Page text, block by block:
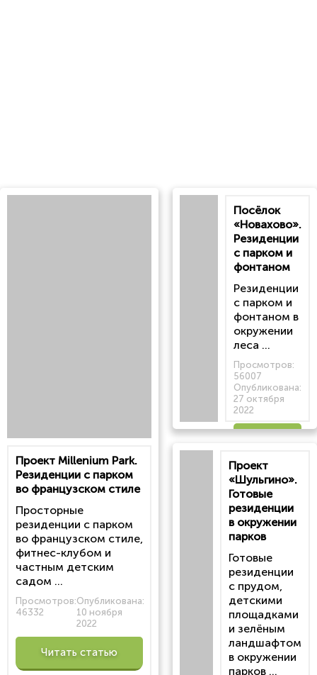
Проект Millenium Park.
Резиденции с парком
во французском стиле
Просторные
резиденции с парком
во французском стиле,
фитнес-клубом и
частным детским
садом ...
Просмотров:
46332
Опубликована:
10 ноября
2022
Читать статью
Посёлок
«Новахово».
Резиденции
с парком и
фонтаном
Резиденции
с парком и
фонтаном в
окружении
леса ...
Просмотров:
56007
Опубликована:
27 октября
2022
статью
Проект
«Шульгино».
Готовые
резиденции
в окружении
парков
Готовые
резиденции
с прудом,
детскими
площадками
и зелёным
ландшафтом
в окружении
парков ...